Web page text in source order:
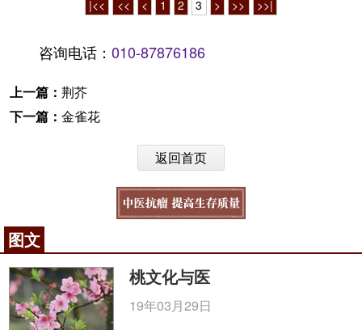
|<< << < 1 2 3 > >> >>|
咨询电话： 010-87876186
上一篇： 荆芥
下一篇： 金雀花
返回首页
图文
桃文化与医
19年03月29日